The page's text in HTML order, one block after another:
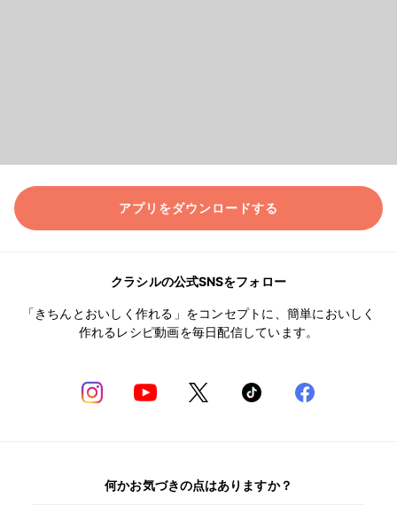
アプリをダウンロードする
クラシルの公式SNSをフォロー
「きちんとおいしく作れる」をコンセプトに、簡単においしく
作れるレシピ動画を毎日配信しています。
何かお気づきの点はありますか？